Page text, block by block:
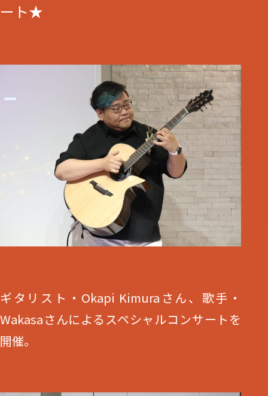
ート★
ギタリスト・Okapi Kimuraさん、歌手・
Wakasaさんによるスペシャルコンサートを
開催。